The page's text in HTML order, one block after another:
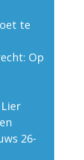
te
Op
26-